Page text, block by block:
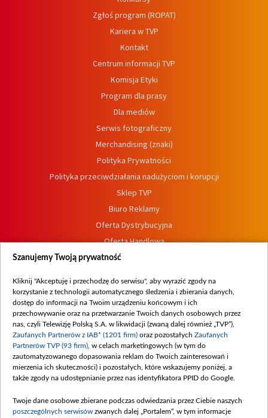
Zgłoś program (ROPAT)
Kariera w TVP
Kontakt
Centrum informacji TVP
Komisja Etyki
Program dla prasy
Dla mediów
Serwis fotograficzny
Merchandising (znaki)
Polityka Prywatności
Polityka przeciwdziałania nadużyciom i korupcji
Sklep TVP
Biuro Reklamy
Oferta Dystrybucyjna
Oferta Handlowa
Dostępność
Procedura zgłoszeń wewnętrznych
Szanujemy Twoją prywatność
Kliknij "Akceptuję i przechodzę do serwisu", aby wyrazić zgody na
korzystanie z technologii automatycznego śledzenia i zbierania danych,
dostęp do informacji na Twoim urządzeniu końcowym i ich
przechowywanie oraz na przetwarzanie Twoich danych osobowych przez
nas, czyli Telewizję Polską S.A. w likwidacji (zwaną dalej również „TVP”),
Zaufanych Partnerów z IAB* (1201 firm) oraz pozostałych Zaufanych
Partnerów TVP (93 firm) , w celach marketingowych (w tym do
zautomatyzowanego dopasowania reklam do Twoich zainteresowań i
mierzenia ich skuteczności) i pozostałych, które wskazujemy poniżej, a
także zgody na udostępnianie przez nas identyfikatora PPID do Google.
Twoje dane osobowe zbierane podczas odwiedzania przez Ciebie naszych
poszczególnych serwisów zwanych dalej „Portalem”, w tym informacje